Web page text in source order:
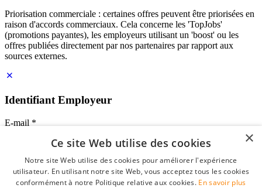
Priorisation commerciale : certaines offres peuvent être priorisées en
raison d'accords commerciaux. Cela concerne les 'TopJobs'
(promotions payantes), les employeurs utilisant un 'boost' ou les
offres publiées directement par nos partenaires par rapport aux
sources externes.
Identifiant Employeur
E-mail *
Mot de passe
se souvenir de moi
mot de passe oublié?
×
Ce site Web utilise des cookies
Notre site Web utilise des cookies pour améliorer l'expérience
utilisateur. En utilisant notre site Web, vous acceptez tous les cookies
conformément à notre Politique relative aux cookies. En savoir plus